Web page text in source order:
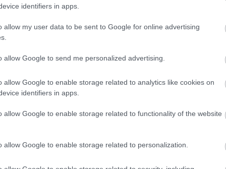
identifiers in apps.
allow my user data to be sent to Google for online advertising
allow Google to send me personalized advertising.
allow Google to enable storage related to analytics like cookies on
identifiers in apps.
allow Google to enable storage related to functionality of the website
allow Google to enable storage related to personalization.
Mercedes GLC 400
db GLC került forgalomba helyezésre, ebből 392
jelentős előnnyel lett piacvezető ebben a
– a legerősebb debütálás